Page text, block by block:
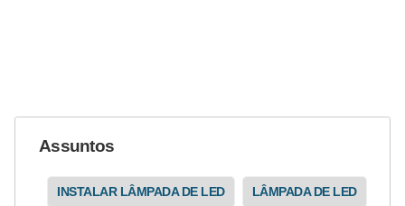
Assuntos
INSTALAR LÂMPADA DE LED LÂMPADA DE LED
d